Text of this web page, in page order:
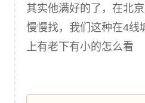
其实他满好的了，在北
慢慢找，我们这种在4线
上有老下有小的怎么看